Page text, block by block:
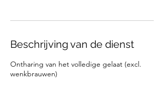
Beschrijving van de dienst
Ontharing van het volledige gelaat (excl.
wenkbrauwen)